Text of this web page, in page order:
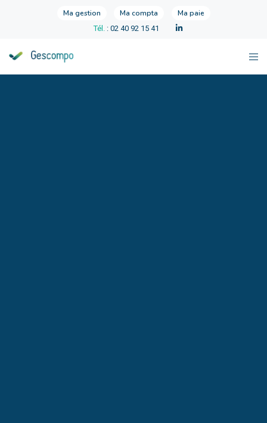
Ma gestion Ma compta Ma paie
Tél. : 02 40 92 15 41